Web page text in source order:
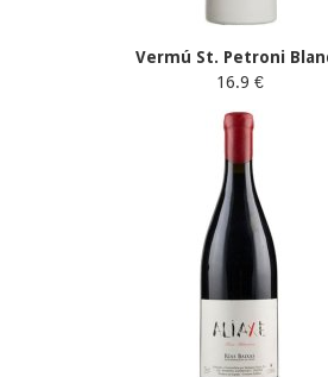
Vermú St. Petroni
16.9 €